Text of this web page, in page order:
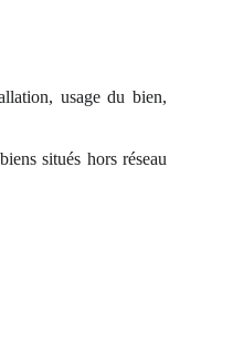
usage du bien,
situés hors réseau